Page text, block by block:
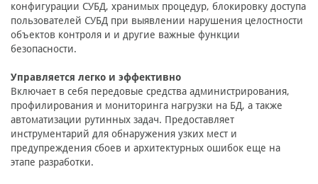
конфигурации СУБД, хранимых процедур, блокировку доступа
пользователей СУБД при выявлении нарушения целостности
объектов контроля и и другие важные функции
безопасности.
Управляется легко и эффективно
Включает в себя передовые средства администрирования,
профилирования и мониторинга нагрузки на БД, а также
автоматизации рутинных задач. Предоставляет
инструментарий для обнаружения узких мест и
предупреждения сбоев и архитектурных ошибок еще на
этапе разработки.